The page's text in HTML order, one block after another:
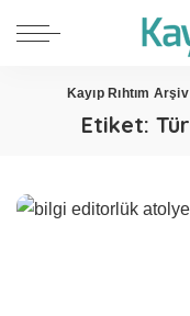
Kayıp Rıhtım
Etiket: